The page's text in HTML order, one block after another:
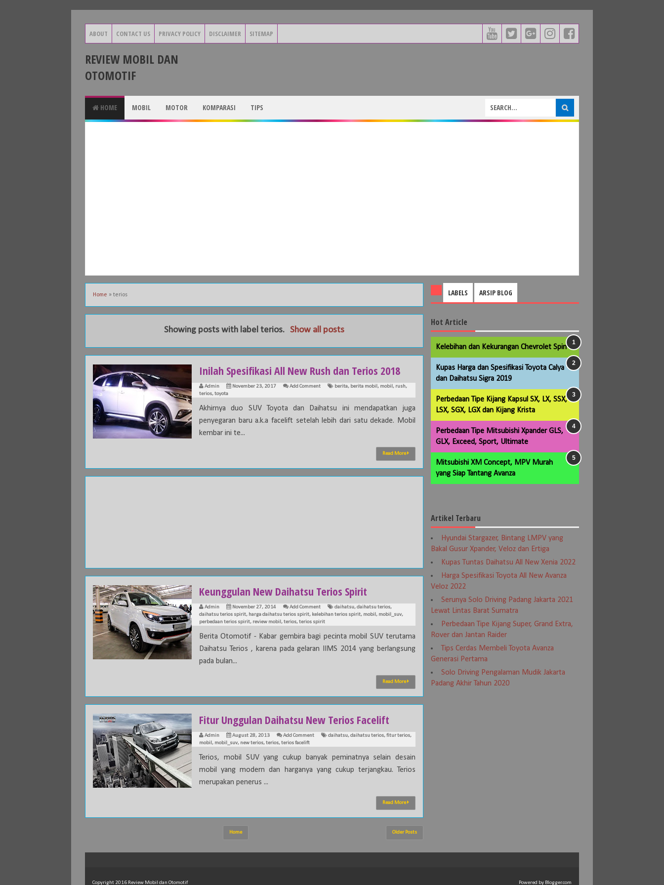
ABOUT CONTACT US PRIVACY POLICY DISCLAIMER SITEMAP
REVIEW MOBIL DAN
OTOMOTIF
HOME MOBIL MOTOR KOMPARASI TIPS
Home » terios
Showing posts with label terios. Show all posts
Inilah Spesifikasi All New Rush dan Terios 2018
Admin November 23, 2017 Add Comment berita, berita mobil , mobil , rush,
terios,toyota
Akhirnya duo SUV Toyota dan Daihatsu ini mendapatkan juga
penyegaran baru a.k.a facelift setelah lebih dari satu dekade. Mobil
kembar ini te...
Read More
Keunggulan New Daihatsu Terios Spirit
Admin November 27, 2014 Add Comment daihatsu,daihatsu terios,
daihatsu terios spirit, harga daihatsu terios spirit, kelebihan terios spirit, mobil , mobil_suv,
perbedaan terios spirit, review mobil ,terios,terios spirit
Berita Otomotif - Kabar gembira bagi pecinta mobil SUV terutama
Daihatsu Terios , karena pada gelaran IIMS 2014 yang berlangsung
pada bulan...
Read More
Fitur Unggulan Daihatsu New Terios Facelift
Admin August 28, 2013 Add Comment daihatsu,daihatsu terios,fitur terios,
mobil , mobil_suv, new terios,terios,terios facelift
Terios, mobil SUV yang cukup banyak peminatnya selain desain
mobil yang modern dan harganya yang cukup terjangkau. Terios
merupakan penerus ...
Read More
Older Posts
Home
LABELS ARSIP BLOG
Hot Article
Kelebihan dan Kekurangan Chevrolet Spin
Kupas Harga dan Spesifikasi Toyota Calya
dan Daihatsu Sigra 2019
Perbedaan Tipe Kijang Kapsul SX, LX, SSX,
LSX, SGX, LGX dan Kijang Krista
Perbedaan Tipe Mitsubishi Xpander GLS,
GLX, Exceed, Sport, Ultimate
Mitsubishi XM Concept, MPV Murah
yang Siap Tantang Avanza
Artikel Terbaru
Hyundai Stargazer, Bintang LMPV yang
Bakal Gusur Xpander, Veloz dan Ertiga
Kupas Tuntas Daihatsu All New Xenia 2022
Harga Spesifikasi Toyota All New Avanza
Veloz 2022
Serunya Solo Driving Padang Jakarta 2021
Lewat Lintas Barat Sumatra
Perbedaan Tipe Kijang Super, Grand Extra,
Rover dan Jantan Raider
Tips Cerdas Membeli Toyota Avanza
Generasi Pertama
Solo Driving Pengalaman Mudik Jakarta
Padang Akhir Tahun 2020
Copyright 2016 Review Mobil dan Otomotif Powered by Blogger.com